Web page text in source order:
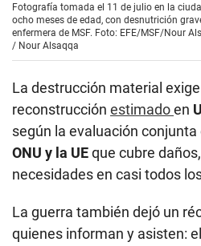
Fotografía tomada el 11 de julio en la
ocho meses de edad, con desnutrición
enfermera de MSF. Foto: EFE/MSF/Nour
/ Nour Alsaqqa
La destrucción material
reconstrucción estimadoen
según la evaluación conjunta
ONU y la UEque cubre
necesidades en casi todos
La guerra también dejó un
quienes informan y asisten: el